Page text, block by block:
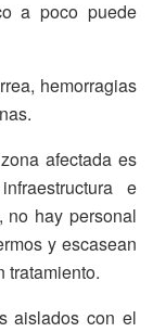
a poco puede
hemorragias
afectada es
e
no hay personal
y escasean
tratamiento.
aislados con el